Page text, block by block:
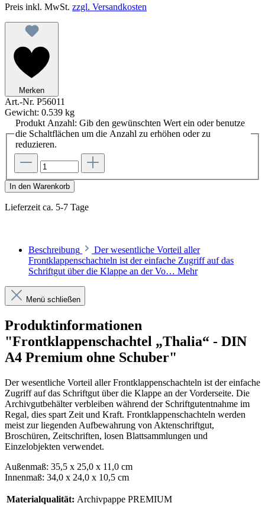
Preis inkl. MwSt. zzgl. Versandkosten
Merken
Art.-Nr. P56011
Gewicht: 0.539 kg
Produkt Anzahl: Gib den gewünschten Wert ein oder benutze
die Schaltflächen um die Anzahl zu erhöhen oder zu
reduzieren.
In den Warenkorb
Lieferzeit ca. 5-7 Tage
Beschreibung
Der wesentliche Vorteil aller
Frontklappenschachteln ist der einfache Zugriff auf das
Schriftgut über die Klappe an der Vo… Mehr
Menü schließen
Produktinformationen
"Frontklappenschachtel „Thalia“ - DIN
A4 Premium ohne Schuber"
Der wesentliche Vorteil aller Frontklappenschachteln ist der einfache
Zugriff auf das Schriftgut über die Klappe an der Vorderseite. Die
Archivgutbehälter verbleiben während der Schriftgutentnahme im
Regal, dies spart Zeit und Kraft. Frontklappenschachteln werden
meist zur liegenden Aufbewahrung von Aktenschriftgut,
Broschüren, Zeitschriften, losen Blattsammlungen und
Einzelobjekten verwendet.
Außenmaß: 35,5 x 25,0 x 11,0 cm
Innenmaß: 34,0 x 24,0 x 10,5 cm
Materialqualität: Archivpappe PREMIUM